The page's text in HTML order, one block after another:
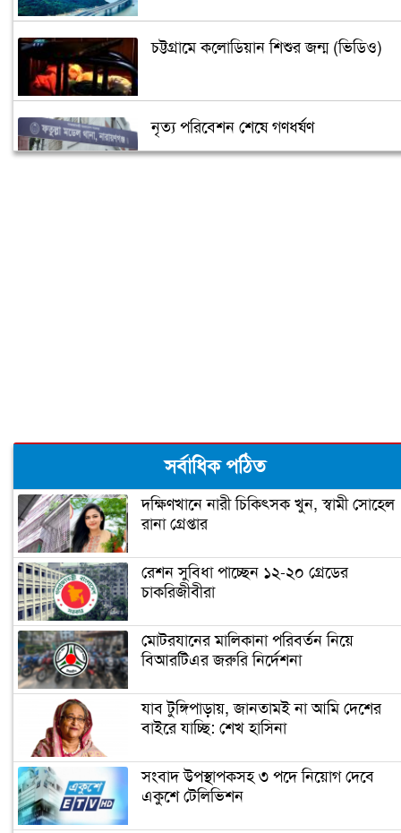
চট্টগ্রামে কলোডিয়ান শিশুর জন্ম (ভিডিও)
নৃত্য পরিবেশন শেষে গণধর্ষণ
ঝালকাঠিতে পিলার চোরাচালান চক্রের ৮
সদস্য আটক
নারায়ণগঞ্জে গুদাম পরিষ্কার করতে গিয়ে ২
নারায়ণগঞ্জ পাসপোর্ট অফিসে ভাঙচুর,
কানাডা প্রবাসী আটক
করলো সন্ত্রাসীরা
ডিসির বাসভবনে পুলিশ কনস্টেবলের
আত্মহত্যা
সর্বাধিক পঠিত
দক্ষিণখানে নারী চিকিৎসক খুন, স্বামী সোহেল
রানা গ্রেপ্তার
রেশন সুবিধা পাচ্ছেন ১২-২০ গ্রেডের
চাকরিজীবীরা
মোটরযানের মালিকানা পরিবর্তন নিয়ে
বিআরটিএর জরুরি নির্দেশনা
যাব টুঙ্গিপাড়ায়, জানতামই না আমি দেশের
বাইরে যাচ্ছি: শেখ হাসিনা
সংবাদ উপস্থাপকসহ ৩ পদে নিয়োগ দেবে
একুশে টেলিভিশন